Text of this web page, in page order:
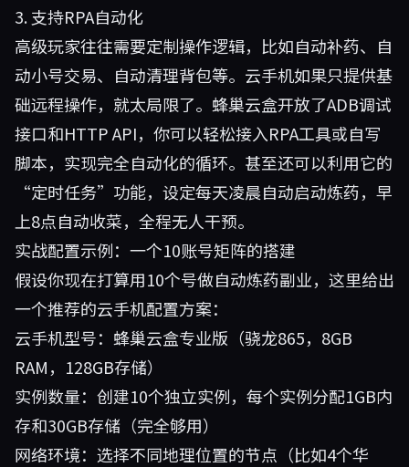
3. 支持RPA自动化
高级玩家往往需要定制操作逻辑，比如自动补药、自
动小号交易、自动清理背包等。云手机如果只提供基
础远程操作，就太局限了。蜂巢云盒开放了ADB调试
接口和HTTP API，你可以轻松接入RPA工具或自写
脚本，实现完全自动化的循环。甚至还可以利用它的
“定时任务”功能，设定每天凌晨自动启动炼药，早
上8点自动收菜，全程无人干预。
实战配置示例：一个10账号矩阵的搭建
假设你现在打算用10个号做自动炼药副业，这里给出
一个推荐的云手机配置方案：
云手机型号：蜂巢云盒专业版（骁龙865，8GB
RAM，128GB存储）
实例数量：创建10个独立实例，每个实例分配1GB内
存和30GB存储（完全够用）
网络环境：选择不同地理位置的节点（比如4个华